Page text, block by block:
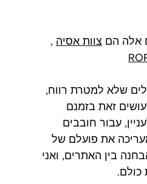
אלה הם צוות אסיה ,
שלא למטרת רווח,
זאת בזמנם
עבור חובבים
את פועלם של
בין האתרים, ואני
כולם.